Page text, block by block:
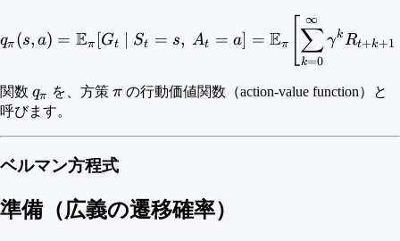
qπ (s, a) = Eπ [Gt St = s, At = a] = Eπ
k=0
∑
∞
γkRt+k+1
関数 q_\pi
qπ を、方策 \pi
π の行動価値関数（action-value function）と
呼びます。
ベルマン方程式
準備（広義の遷移確率）